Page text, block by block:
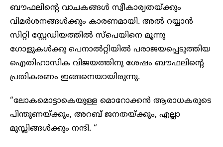
ബൗഫലിന്റെ വാചകങ്ങൾ സ്വീകാര്യതയ്ക്കും
വിമർശനങ്ങൾക്കും കാരണമായി. അൽ റയ്യാൻ
സിറ്റി സ്റ്റേഡിയത്തിൽ സ്പെയിനെ മൂന്നു
ഗോളുകൾക്കു പെനാൽറ്റിയിൽ പരാജയപ്പെടുത്തിയ
ഐതിഹാസിക വിജയത്തിനു ശേഷം ബൗഫലിന്റെ
പ്രതികരണം ഇങ്ങനെയായിരുന്നു.
“ലോകമൊട്ടാകെയുള്ള മൊറോക്കൻ ആരാധകരുടെ
പിന്തുണയ്ക്കും, അറബ് ജനതയ്ക്കും, എല്ലാ
മുസ്ലിങ്ങൾക്കും നന്ദി. “